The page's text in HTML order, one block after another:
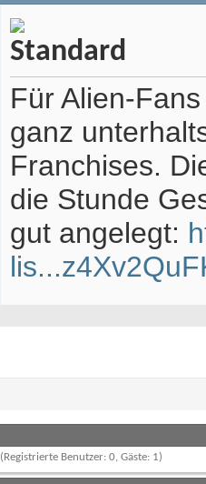
Für Alien-
ganz
Franchises.
die Stunde
gut angelegt:
(Registrierte Benutzer: 0, Gäste: 1)